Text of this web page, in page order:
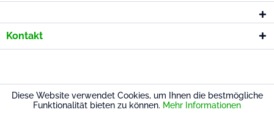
Kontakt
Diese Website verwendet Cookies, um Ihnen die bestmögliche
Funktionalität bieten zu können. Mehr Informationen